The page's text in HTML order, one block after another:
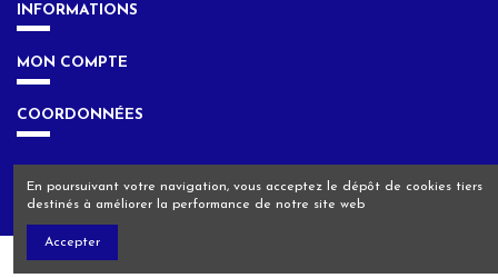
INFORMATIONS
MON COMPTE
COORDONNÉES
En poursuivant votre navigation, vous acceptez le dépôt de cookies tiers
destinés à améliorer la performance de notre site web
Accepter